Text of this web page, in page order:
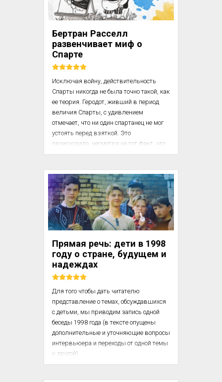
ЦИТАТА. «В это время Египет в массе
христианство, и для христиан,
воспитанных на Библии, пустыня могла
казаться менее страшной, а в некоторых
аспектах даже и п...
Бертран Расселл
развенчивает миф о
Спарте
Исключая войну, действительность
Спарты никогда не была точно такой, как
ее теория. Геродот, живший в период
величия Спарты, с удивлением
отмечает, что ни один спартанец не мог
устоять перед взяткой. Это
происходило, несмотря на тот факт, что
презрение к богатству и любовь к
основных правил, внушавшихся в
спартанском воспитании. Нам говорят,
что спартанские женщины были
целомудренными, однако несколько раз
случалось, что предполагаемый
наследник царя отвергался на том
матери. Нам говорят, что спартанцы
были непоколебимыми пат...
Прямая речь: дети в 1998
году о стране, будущем и
надеждах
Для того чтобы дать читателю
представление о темах, обсуждавшихся
с детьми, мы приводим запись одной
беседы 1998 года (в тексте опущены
дополнительные и уточняющие вопросы
интервьюера и переходы от одной темы
к другой).